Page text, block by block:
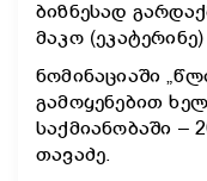
ბიზნესად
მაკო
ნომინაციაში
გამოყენებით
საქმიანობაში –
თავაძე.